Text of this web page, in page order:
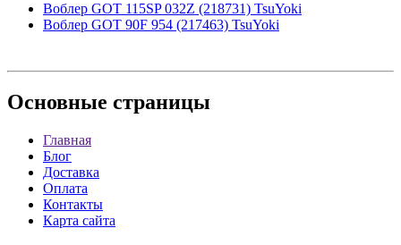
Воблер GOT 115SP 032Z (218731) TsuYoki
Воблер GOT 90F 954 (217463) TsuYoki
Основные страницы
Главная
Блог
Доставка
Оплата
Контакты
Карта сайта